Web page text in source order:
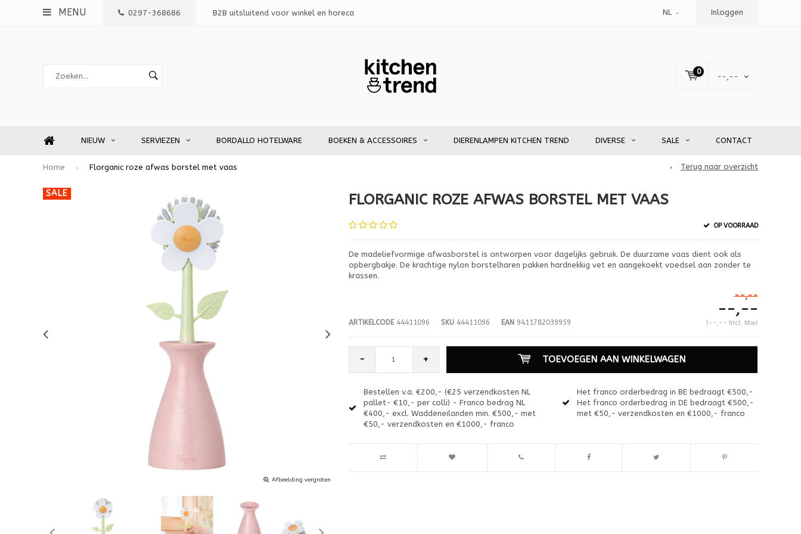
MENU 0297-368686 B2B uitsluitend voor winkel en horeca NL Inloggen
0
--,--
NIEUW SERVIEZEN BORDALLO HOTELWARE BOEKEN & ACCESSOIRES DIERENLAMPEN KITCHEN TREND DIVERSE SALE CONTACT
Home Florganic roze afwas borstel met vaas Terug naar overzicht
SALE
Afbeelding vergroten
FLORGANIC ROZE AFWAS BORSTEL MET VAAS
OP VOORRAAD
De madeliefvormige afwasborstel is ontworpen voor dagelijks gebruik. De duurzame vaas dient ook als
opbergbakje. De krachtige nylon borstelharen pakken hardnekkig vet en aangekoekt voedsel aan zonder te
krassen.
ARTIKELCODE44411096 SKU44411096 EAN9411782039959
--,--
--,--
(--,-- Incl. btw)
- + TOEVOEGEN AAN WINKELWAGEN
Bestellen v.a. €200,- (€25 verzendkosten NL
pallet- €10,- per colli) - Franco bedrag NL
€400,- excl. Waddeneilanden min. €500,- met
€50,- verzendkosten en €1000,- franco
Het franco orderbedrag in BE bedraagt €500,-
Het franco orderbedrag in DE bedraagt €500,-
met €50,- verzendkosten en €1000,- franco